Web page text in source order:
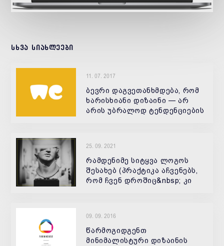
სხვა სიახლეები
11. 07. 2017
ბევრი დაგვეთანხმდება, რომ
ხარისხიანი დიზაინი — არ
არის უბრალოდ ტენდენციების
ანიმაციური ლოგოები ბოლო
დროს ძალიან პოპულა
25. 09. 2021
რამდენიმე სიტყვა ლოგოს
შესახებ (პრაქტიკა აჩვენებს,
რომ ჩვენ დროშიც&nbsp; კი
09. 09. 2016
წარმოგიდგენთ
მინიმალისტური დიზაინის